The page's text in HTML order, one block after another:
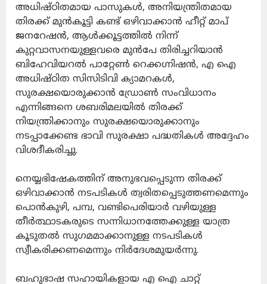
അധിഷ്ഠിതമായ പാസുകൾ, അനിയന്ത്രിതമായ
തിരക്ക് മുൻകൂട്ടി കണ്ട് ഒഴിവാക്കാൻ ഹീറ്റ് മാപ്
ജനറേഷൻ, ആൾക്കൂട്ടത്തിൽ നിന്ന്
കുറ്റവാസനയുള്ളവരെ മുൻപേ തിരിച്ചറിയാൻ
ബിഹേവിയറൽ പാറ്റേൺ റെക്കഗ്നിഷൻ, എ ഐ
അധിഷ്ഠിത സിസിടിവി ക്യാമറകൾ,
സുരക്ഷയൊരുക്കാൻ ഡ്രോൺ സംവിധാനം
എന്നിങ്ങനെ ശബരിമലയിൽ തിരക്ക്
നിയന്ത്രിക്കാനും സുരക്ഷയൊരുക്കാനും
നടപ്പാക്കേണ്ട ഭാവി സുരക്ഷാ പദ്ധതികൾ അദ്ദേഹം
വിശദീകരിച്ചു.
നെയ്യഭിഷേകത്തിന് അനുഭവപ്പെടുന്ന തിരക്ക്
ഒഴിവാക്കാൻ നടപടികൾ ത്വരിതപ്പെടുത്തണമെന്നും
പൊൻകുഴി, പമ്പ, വണ്ടിപെരിയാർ വഴിയുള്ള
തീർത്ഥാടകരുടെ സന്നിധാനത്തേക്കുള്ള യാത്ര
കൂടുതൽ സുഗമമാക്കാനുള്ള നടപടികൾ
സ്വീകരിക്കണമെന്നും നിർദേശമുയർന്നു.
ബഹുഭാഷ സഹായികളായ എ ഐ ചാറ്റ്